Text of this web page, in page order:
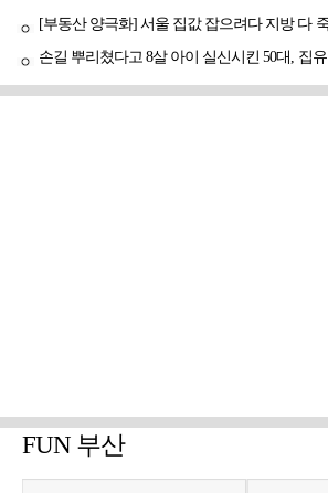
손길 뿌리쳤다고 8살 아이 실신시킨 50대, 집유
FUN 부산